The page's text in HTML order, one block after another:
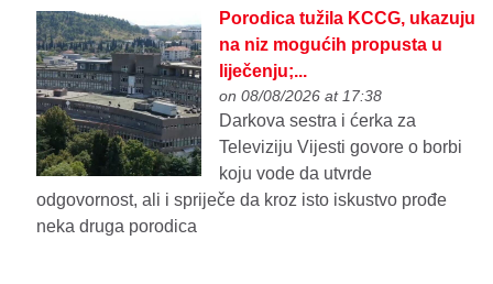
Porodica tužila KCCG, ukazuju
na niz mogućih propusta u
liječenju;...
on 08/08/2026 at 17:38
Darkova sestra i ćerka za
Televiziju Vijesti govore o borbi
koju vode da utvrde
odgovornost, ali i spriječe da kroz isto iskustvo prođe
neka druga porodica